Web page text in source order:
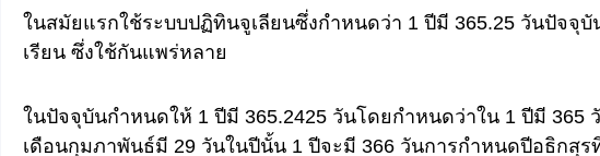
ในสมัยแรกใช้ระบบปฏิทินจูเลียนซึ่งกำหนดว่า 1 ปีมี 365.25 วันปัจจุบั
เรียน ซึ่งใช้กันแพร่หลาย
ในปัจจุบันกำหนดให้ 1 ปีมี 365.2425 วันโดยกำหนดว่าใน 1 ปีมี 365
เดือนกุมภาพันธ์มี 29 วันในปีนั้น 1 ปีจะมี 366 วันการกำหนดปีอธิกสุ